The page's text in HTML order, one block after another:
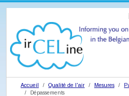
Accueil Qualité de l'air Mesures
Dépassements